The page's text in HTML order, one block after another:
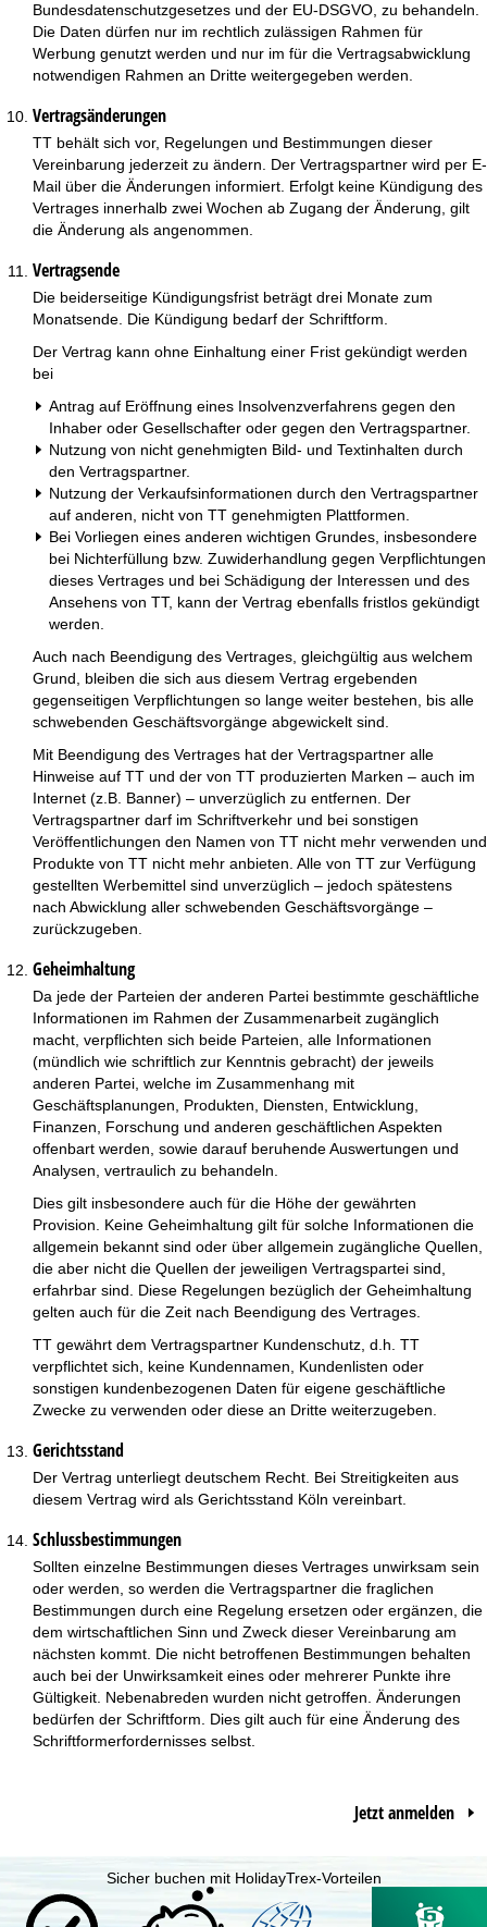
Bundesdatenschutzgesetzes und der EU-DSGVO, zu behandeln.
Die Daten dürfen nur im rechtlich zulässigen Rahmen für
Werbung genutzt werden und nur im für die Vertragsabwicklung
notwendigen Rahmen an Dritte weitergegeben werden.
Vertragsänderungen
TT behält sich vor, Regelungen und Bestimmungen dieser
Vereinbarung jederzeit zu ändern. Der Vertragspartner wird per E-
Mail über die Änderungen informiert. Erfolgt keine Kündigung des
Vertrages innerhalb zwei Wochen ab Zugang der Änderung, gilt
die Änderung als angenommen.
Vertragsende
Die beiderseitige Kündigungsfrist beträgt drei Monate zum
Monatsende. Die Kündigung bedarf der Schriftform.
Der Vertrag kann ohne Einhaltung einer Frist gekündigt werden
bei
Antrag auf Eröffnung eines Insolvenzverfahrens gegen den
Inhaber oder Gesellschafter oder gegen den Vertragspartner.
Nutzung von nicht genehmigten Bild- und Textinhalten durch
den Vertragspartner.
Nutzung der Verkaufsinformationen durch den Vertragspartner
auf anderen, nicht von TT genehmigten Plattformen.
Bei Vorliegen eines anderen wichtigen Grundes, insbesondere
bei Nichterfüllung bzw. Zuwiderhandlung gegen Verpflichtungen
dieses Vertrages und bei Schädigung der Interessen und des
Ansehens von TT, kann der Vertrag ebenfalls fristlos gekündigt
werden.
Auch nach Beendigung des Vertrages, gleichgültig aus welchem
Grund, bleiben die sich aus diesem Vertrag ergebenden
gegenseitigen Verpflichtungen so lange weiter bestehen, bis alle
schwebenden Geschäftsvorgänge abgewickelt sind.
Mit Beendigung des Vertrages hat der Vertragspartner alle
Hinweise auf TT und der von TT produzierten Marken – auch im
Internet (z.B. Banner) – unverzüglich zu entfernen. Der
Vertragspartner darf im Schriftverkehr und bei sonstigen
Veröffentlichungen den Namen von TT nicht mehr verwenden und
Produkte von TT nicht mehr anbieten. Alle von TT zur Verfügung
gestellten Werbemittel sind unverzüglich – jedoch spätestens
nach Abwicklung aller schwebenden Geschäftsvorgänge –
zurückzugeben.
Geheimhaltung
Da jede der Parteien der anderen Partei bestimmte geschäftliche
Informationen im Rahmen der Zusammenarbeit zugänglich
macht, verpflichten sich beide Parteien, alle Informationen
(mündlich wie schriftlich zur Kenntnis gebracht) der jeweils
anderen Partei, welche im Zusammenhang mit
Geschäftsplanungen, Produkten, Diensten, Entwicklung,
Finanzen, Forschung und anderen geschäftlichen Aspekten
offenbart werden, sowie darauf beruhende Auswertungen und
Analysen, vertraulich zu behandeln.
Dies gilt insbesondere auch für die Höhe der gewährten
Provision. Keine Geheimhaltung gilt für solche Informationen die
allgemein bekannt sind oder über allgemein zugängliche Quellen,
die aber nicht die Quellen der jeweiligen Vertragspartei sind,
erfahrbar sind. Diese Regelungen bezüglich der Geheimhaltung
gelten auch für die Zeit nach Beendigung des Vertrages.
TT gewährt dem Vertragspartner Kundenschutz, d.h. TT
verpflichtet sich, keine Kundennamen, Kundenlisten oder
sonstigen kundenbezogenen Daten für eigene geschäftliche
Zwecke zu verwenden oder diese an Dritte weiterzugeben.
Gerichtsstand
Der Vertrag unterliegt deutschem Recht. Bei Streitigkeiten aus
diesem Vertrag wird als Gerichtsstand Köln vereinbart.
Schlussbestimmungen
Sollten einzelne Bestimmungen dieses Vertrages unwirksam sein
oder werden, so werden die Vertragspartner die fraglichen
Bestimmungen durch eine Regelung ersetzen oder ergänzen, die
dem wirtschaftlichen Sinn und Zweck dieser Vereinbarung am
nächsten kommt. Die nicht betroffenen Bestimmungen behalten
auch bei der Unwirksamkeit eines oder mehrerer Punkte ihre
Gültigkeit. Nebenabreden wurden nicht getroffen. Änderungen
bedürfen der Schriftform. Dies gilt auch für eine Änderung des
Schriftformerfordernisses selbst.
Jetzt anmelden
Sicher buchen mit HolidayTrex-Vorteilen